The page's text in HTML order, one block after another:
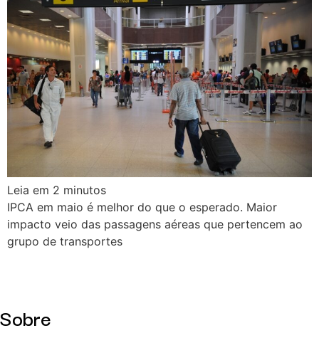
Leia em 2 minutos
IPCA em maio é melhor do que o esperado. Maior
impacto veio das passagens aéreas que pertencem ao
grupo de transportes
Sobre